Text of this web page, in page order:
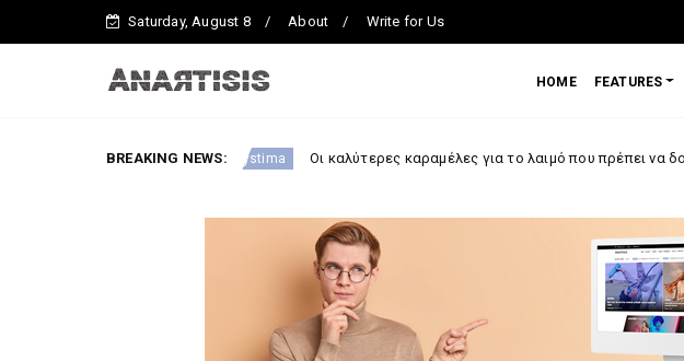
Saturday, August 8 About Write for Us
HOME FEATURES
BREAKING NEWS:
anosopoiitiko-systima Οι καλύτερες καραμέλες για το λαιμό που πρέπει να δοκιμάσεις